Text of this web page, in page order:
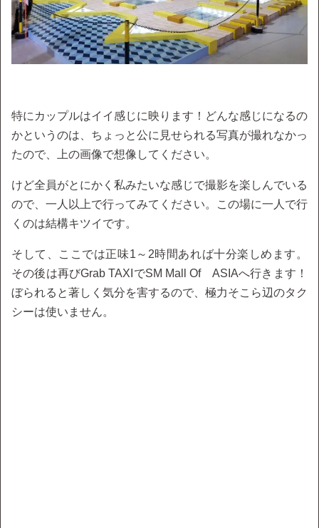
特にカップルはイイ感じに映ります！どんな感じになるの
かというのは、ちょっと公に見せられる写真が撮れなかっ
たので、上の画像で想像してください。
けど全員がとにかく私みたいな感じで撮影を楽しんでいる
ので、一人以上で行ってみてください。この場に一人で行
くのは結構キツイです。
そして、ここでは正味1～2時間あれば十分楽しめます。
その後は再びGrab TAXIでSM Mall Of ASIAへ行きます！
ぼられると著しく気分を害するので、極力そこら辺のタク
シーは使いません。